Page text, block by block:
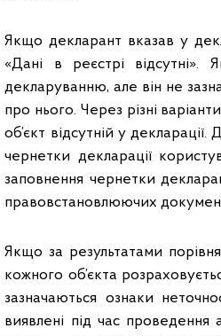
Якщо декларант вказав у
«Дані в реєстрі
декларуванню, але він не
про нього. Через різні
об’єкт відсутній у
чернетки декларації
заповнення чернетки
правовстановлюючих
Якщо за результатами
кожного об’єкта
зазначаються ознаки
виявлені під час проведення